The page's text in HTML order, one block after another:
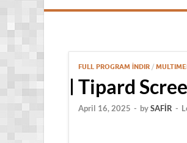
FULL PROGRAM İNDIR /
Tipard
April 16, 2025 - bySAFİR -